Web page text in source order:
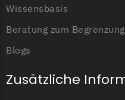
Texas Messer
Wiper
Begrenzungsdraht
Wissensbasis
Beratung zum
Blogs
Zusätzliche